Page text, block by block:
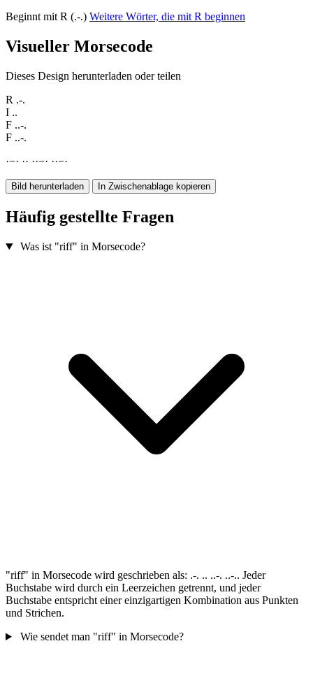
Beginnt mit R (.-.) Weitere Wörter, die mit R beginnen
Visueller Morsecode
Dieses Design herunterladen oder teilen
R .-.
I ..
F ..-.
F ..-.
·−· ·· ··−· ··−·
Bild herunterladen In Zwischenablage kopieren
Häufig gestellte Fragen
Was ist "riff" in Morsecode?
"riff" in Morsecode wird geschrieben als: .-. .. ..-. ..-.. Jeder
Buchstabe wird durch ein Leerzeichen getrennt, und jeder
Buchstabe entspricht einer einzigartigen Kombination aus Punkten
und Strichen.
Wie sendet man "riff" in Morsecode?